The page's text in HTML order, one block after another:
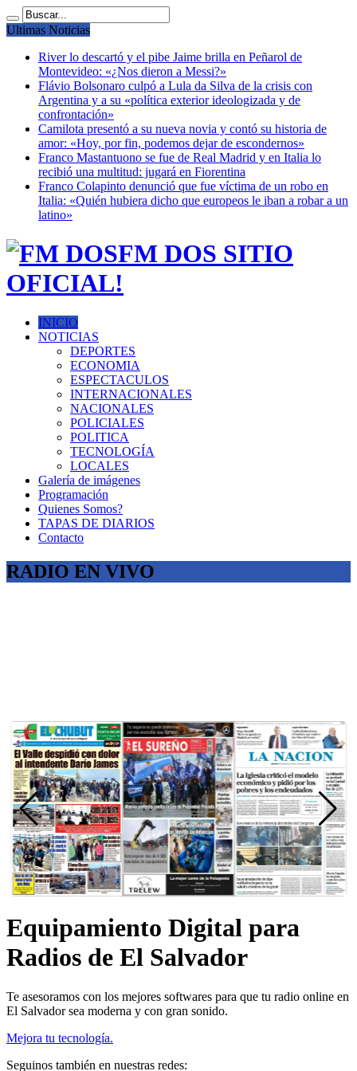
Ultimas Noticias
River lo descartó y el pibe Jaime brilla en Peñarol de
Montevideo: «¿Nos dieron a Messi?»
Flávio Bolsonaro culpó a Lula da Silva de la crisis con
Argentina y a su «política exterior ideologizada y de
confrontación»
Camilota presentó a su nueva novia y contó su historia de
amor: «Hoy, por fin, podemos dejar de escondernos»
Franco Mastantuono se fue de Real Madrid y en Italia lo
recibió una multitud: jugará en Fiorentina
Franco Colapinto denunció que fue víctima de un robo en
Italia: «Quién hubiera dicho que europeos le iban a robar a un
latino»
FM DOS SITIO
OFICIAL!
INICIO
NOTICIAS
DEPORTES
ECONOMIA
ESPECTACULOS
INTERNACIONALES
NACIONALES
POLICIALES
POLITICA
TECNOLOGÍA
LOCALES
Galería de imágenes
Programación
Quienes Somos?
TAPAS DE DIARIOS
Contacto
RADIO EN VIVO
Equipamiento Digital para
Radios de El Salvador
Te asesoramos con los mejores softwares para que tu radio online en
El Salvador sea moderna y con gran sonido.
Mejora tu tecnología.
Seguinos también en nuestras redes: